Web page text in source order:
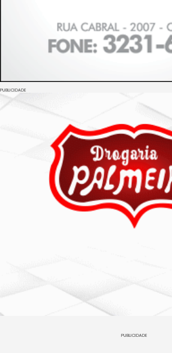
PUBLICIDADE
PUBLICIDADE